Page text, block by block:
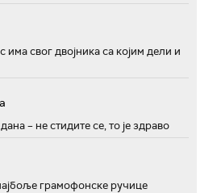
има свог двојника са којим дели и
– не стидите се, то је здраво
грамофонске ручице